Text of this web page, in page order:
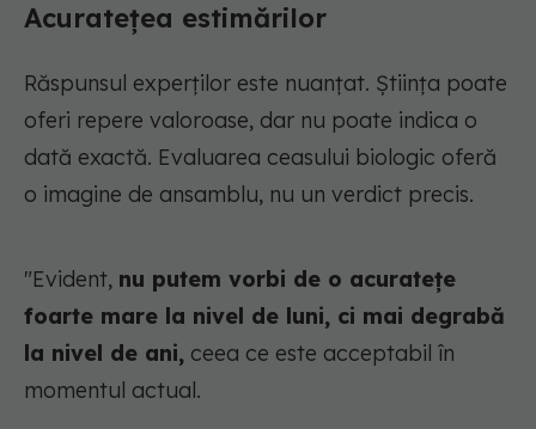
Acuratețea estimărilor
Răspunsul experților este nuanțat. Ştiinţa poate
oferi repere valoroase, dar nu poate indica o
dată exactă. Evaluarea ceasului biologic oferă
o imagine de ansamblu, nu un verdict precis.
"Evident, nu putem vorbi de o acuratețe
foarte mare la nivel de luni, ci mai degrabă
la nivel de ani, ceea ce este acceptabil în
momentul actual.